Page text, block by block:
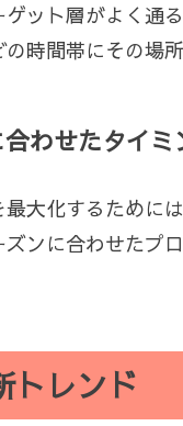
ット層がよく通
時間帯にその場
わせたタイミ
大化するために
ンに合わせたプ
トレンド